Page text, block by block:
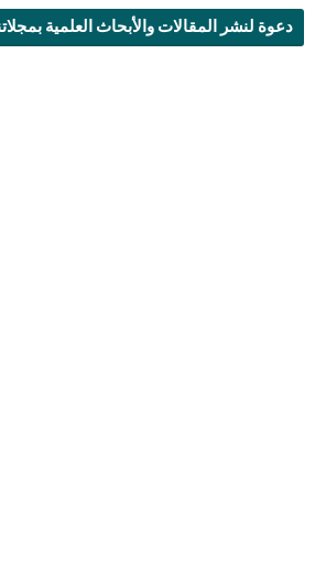
دعوة لنشر المقالات والأبحاث العلمية